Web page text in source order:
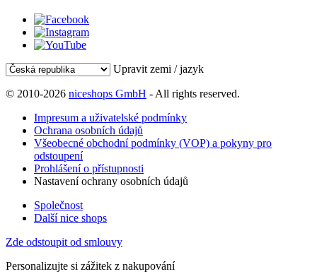
Upravit zemi / jazyk
© 2010-2026 niceshops GmbH - All rights reserved.
Impresum a uživatelské podmínky
Ochrana osobních údajů
Všeobecné obchodní podmínky (VOP) a pokyny pro
odstoupení
Prohlášení o přístupnosti
Nastavení ochrany osobních údajů
Společnost
Další nice shops
Zde odstoupit od smlouvy
Personalizujte si zážitek z nakupování